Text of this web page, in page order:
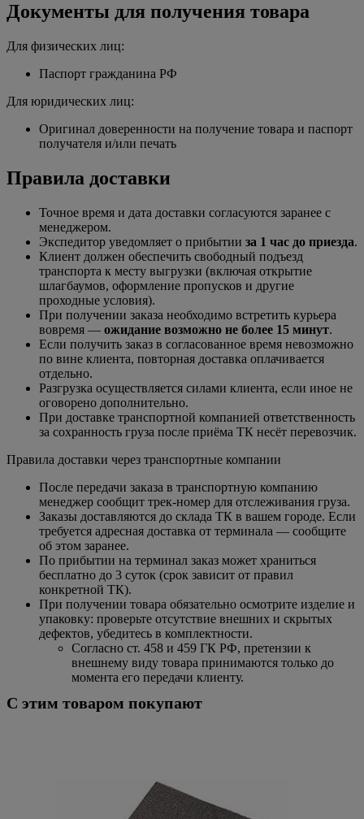
Документы для получения товара
Для физических лиц:
Паспорт гражданина РФ
Для юридических лиц:
Оригинал доверенности на получение товара и паспорт
получателя и/или печать
Правила доставки
Точное время и дата доставки согласуются заранее с
менеджером.
Экспедитор уведомляет о прибытии за 1 час до приезда.
Клиент должен обеспечить свободный подъезд
транспорта к месту выгрузки (включая открытие
шлагбаумов, оформление пропусков и другие
проходные условия).
При получении заказа необходимо встретить курьера
вовремя — ожидание возможно не более 15 минут.
Если получить заказ в согласованное время невозможно
по вине клиента, повторная доставка оплачивается
отдельно.
Разгрузка осуществляется силами клиента, если иное не
оговорено дополнительно.
При доставке транспортной компанией ответственность
за сохранность груза после приёма ТК несёт перевозчик.
Правила доставки через транспортные компании
После передачи заказа в транспортную компанию
менеджер сообщит трек-номер для отслеживания груза.
Заказы доставляются до склада ТК в вашем городе. Если
требуется адресная доставка от терминала — сообщите
об этом заранее.
По прибытии на терминал заказ может храниться
бесплатно до 3 суток (срок зависит от правил
конкретной ТК).
При получении товара обязательно осмотрите изделие и
упаковку: проверьте отсутствие внешних и скрытых
дефектов, убедитесь в комплектности.
Согласно ст. 458 и 459 ГК РФ, претензии к
внешнему виду товара принимаются только до
момента его передачи клиенту.
С этим товаром покупают